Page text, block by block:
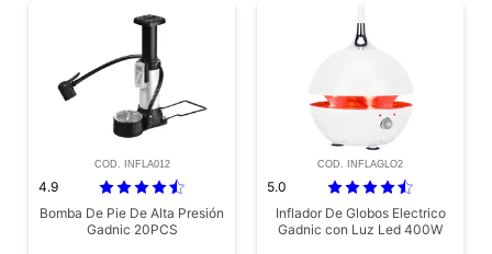
COD. INFLA012
4.9
Bomba De Pie De Alta Presión
Gadnic 20PCS
COD. INFLAGLO2
5.0
Inflador De Globos Electrico
Gadnic con Luz Led 400W